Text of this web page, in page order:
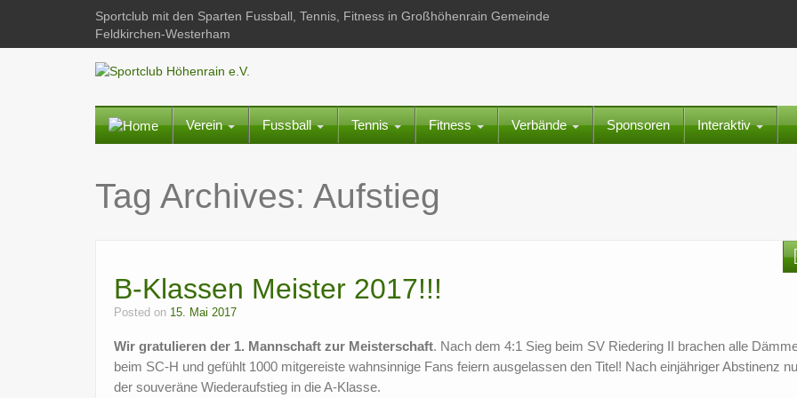
Sportclub mit den Sparten Fussball, Tennis, Fitness in Großhöhenrain Gemeinde
Feldkirchen-Westerham
Verein Fussball Tennis Fitness Verbände Sponsoren Interaktiv
Tag Archives: Aufstieg
B-Klassen Meister 2017!!!
Posted on 15. Mai 2017
Wir gratulieren der 1. Mannschaft zur Meisterschaft. Nach dem 4:1 Sieg beim SV Riedering II brachen alle
beim SC-H und gefühlt 1000 mitgereiste wahnsinnige Fans feiern ausgelassen den Titel! Nach einjähriger Abstinenz
der souveräne Wiederaufstieg in die A-Klasse.